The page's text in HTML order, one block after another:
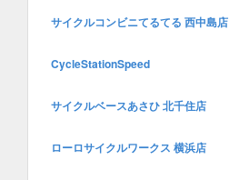
サイクルコンビニてるてる 西中島店
CycleStationSpeed
サイクルベースあさひ 北千住店
ローロサイクルワークス 横浜店